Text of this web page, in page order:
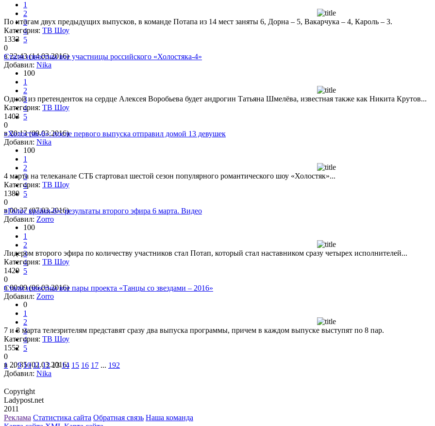
1
2
3
4
5
в 22:43 (14.03.2016)
Добавил: Nika
По итогам двух предыдущих выпусков, в команде Потапа из 14 мест заняты 6, Дорна – 5, Вакарчука – 4, Кароль – 3.
Категория: ТВ Шоу
1333
0
Стали известны все участницы российского «Холостяка-4»
100
1
2
3
4
5
в 20:13 (09.03.2016)
Добавил: Nika
Одной из претенденток на сердце Алексея Воробьева будет андрогин Татьяна Шмелёва, известная также как Никита Крутов...
Категория: ТВ Шоу
1403
0
«Холостяк-6»: после первого выпуска отправил домой 13 девушек
100
1
2
3
4
5
в 00:27 (07.03.2016)
Добавил: Zorro
4 марта на телеканале СТБ стартовал шестой сезон популярного романтического шоу «Холостяк»...
Категория: ТВ Шоу
1380
0
«Голос країни-6»: результаты второго эфира 6 марта. Видео
100
1
2
3
4
5
в 00:09 (06.03.2016)
Добавил: Zorro
Лидером второго эфира по количеству участников стал Потап, который стал наставником сразу четырех исполнителей...
Категория: ТВ Шоу
1420
0
Стали известны все пары проекта «Танцы со звездами – 2016»
0
1
2
3
4
5
в 20:35 (02.03.2016)
Добавил: Nika
7 и 8 марта телезрителям представят сразу два выпуска программы, причем в каждом выпуске выступят по 8 пар.
Категория: ТВ Шоу
1552
0
1 ... 9 10 11 12 13 14 15 16 17 ... 192
Copyright
Ladypost.net
2011
Реклама Статистика сайта Обратная связь Наша команда